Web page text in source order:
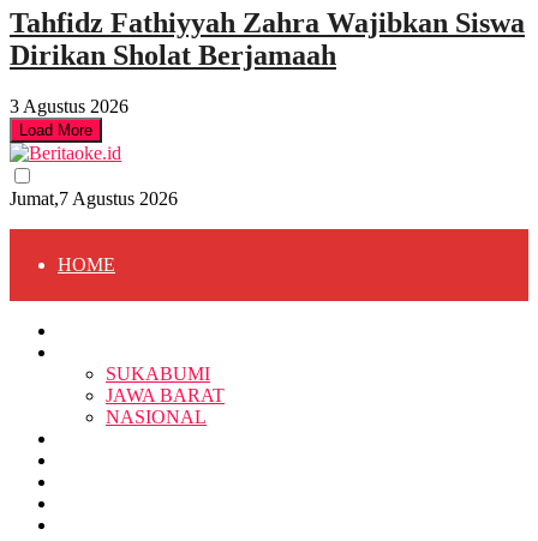
Tahfidz Fathiyyah Zahra Wajibkan Siswa
Dirikan Sholat Berjamaah
3 Agustus 2026
Load More
Jumat,7 Agustus 2026
HOME
SUKABUMI
SUKABUMI
JAWA BARAT
NASIONAL